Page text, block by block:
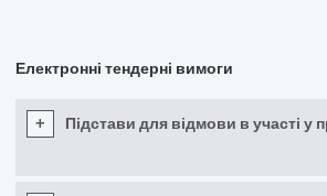
Електронні тендерні вимоги
+ Підстави для відмови в участі у